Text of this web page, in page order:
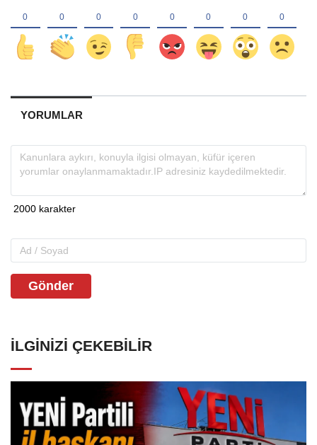
YORUMLAR
Gönder
İLGINIZI ÇEKEBILIR